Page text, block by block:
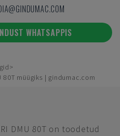
WHATSAPPIS
80T müügiks | gindumac.com
DMU 80T on toodetud